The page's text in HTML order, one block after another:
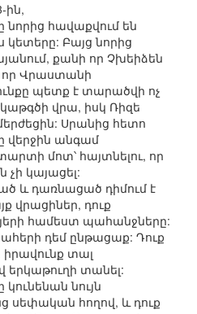
ին,
նորից հավաքվում են
կետերը: Բայց նորից
քանի որ Չխեիձեն
որ Վրաստանի
պետք է տարածվի ոչ
վրա, իսկ Ռիզե
Սրանից հետո
վերջին անգամ
մոտ՝ հայտնելու, որ
չի կայացել:
և դառնացած դիմում է
վրացիներ, դուք
համեստ պահանջները:
դեմ ընթացաք: Դուք
տալ
երկաթուղի տանել:
նույն
սեփական հողով, և դուք